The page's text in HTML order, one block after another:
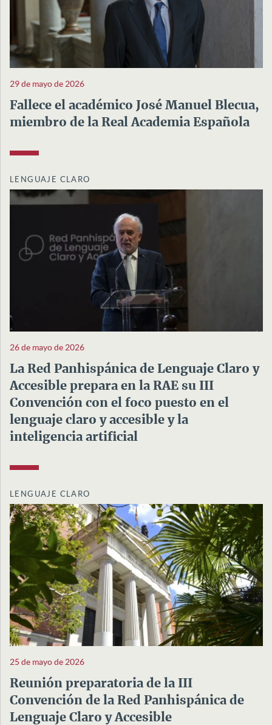
29 de mayo de 2026
Fallece el académico José Manuel Blecua,
miembro de la Real Academia Española
LENGUAJE CLARO
26 de mayo de 2026
La Red Panhispánica de Lenguaje Claro y
Accesible prepara en la RAE su III
Convención con el foco puesto en el
lenguaje claro y accesible y la
inteligencia artificial
LENGUAJE CLARO
25 de mayo de 2026
Reunión preparatoria de la III
Convención de la Red Panhispánica de
Lenguaje Claro y Accesible